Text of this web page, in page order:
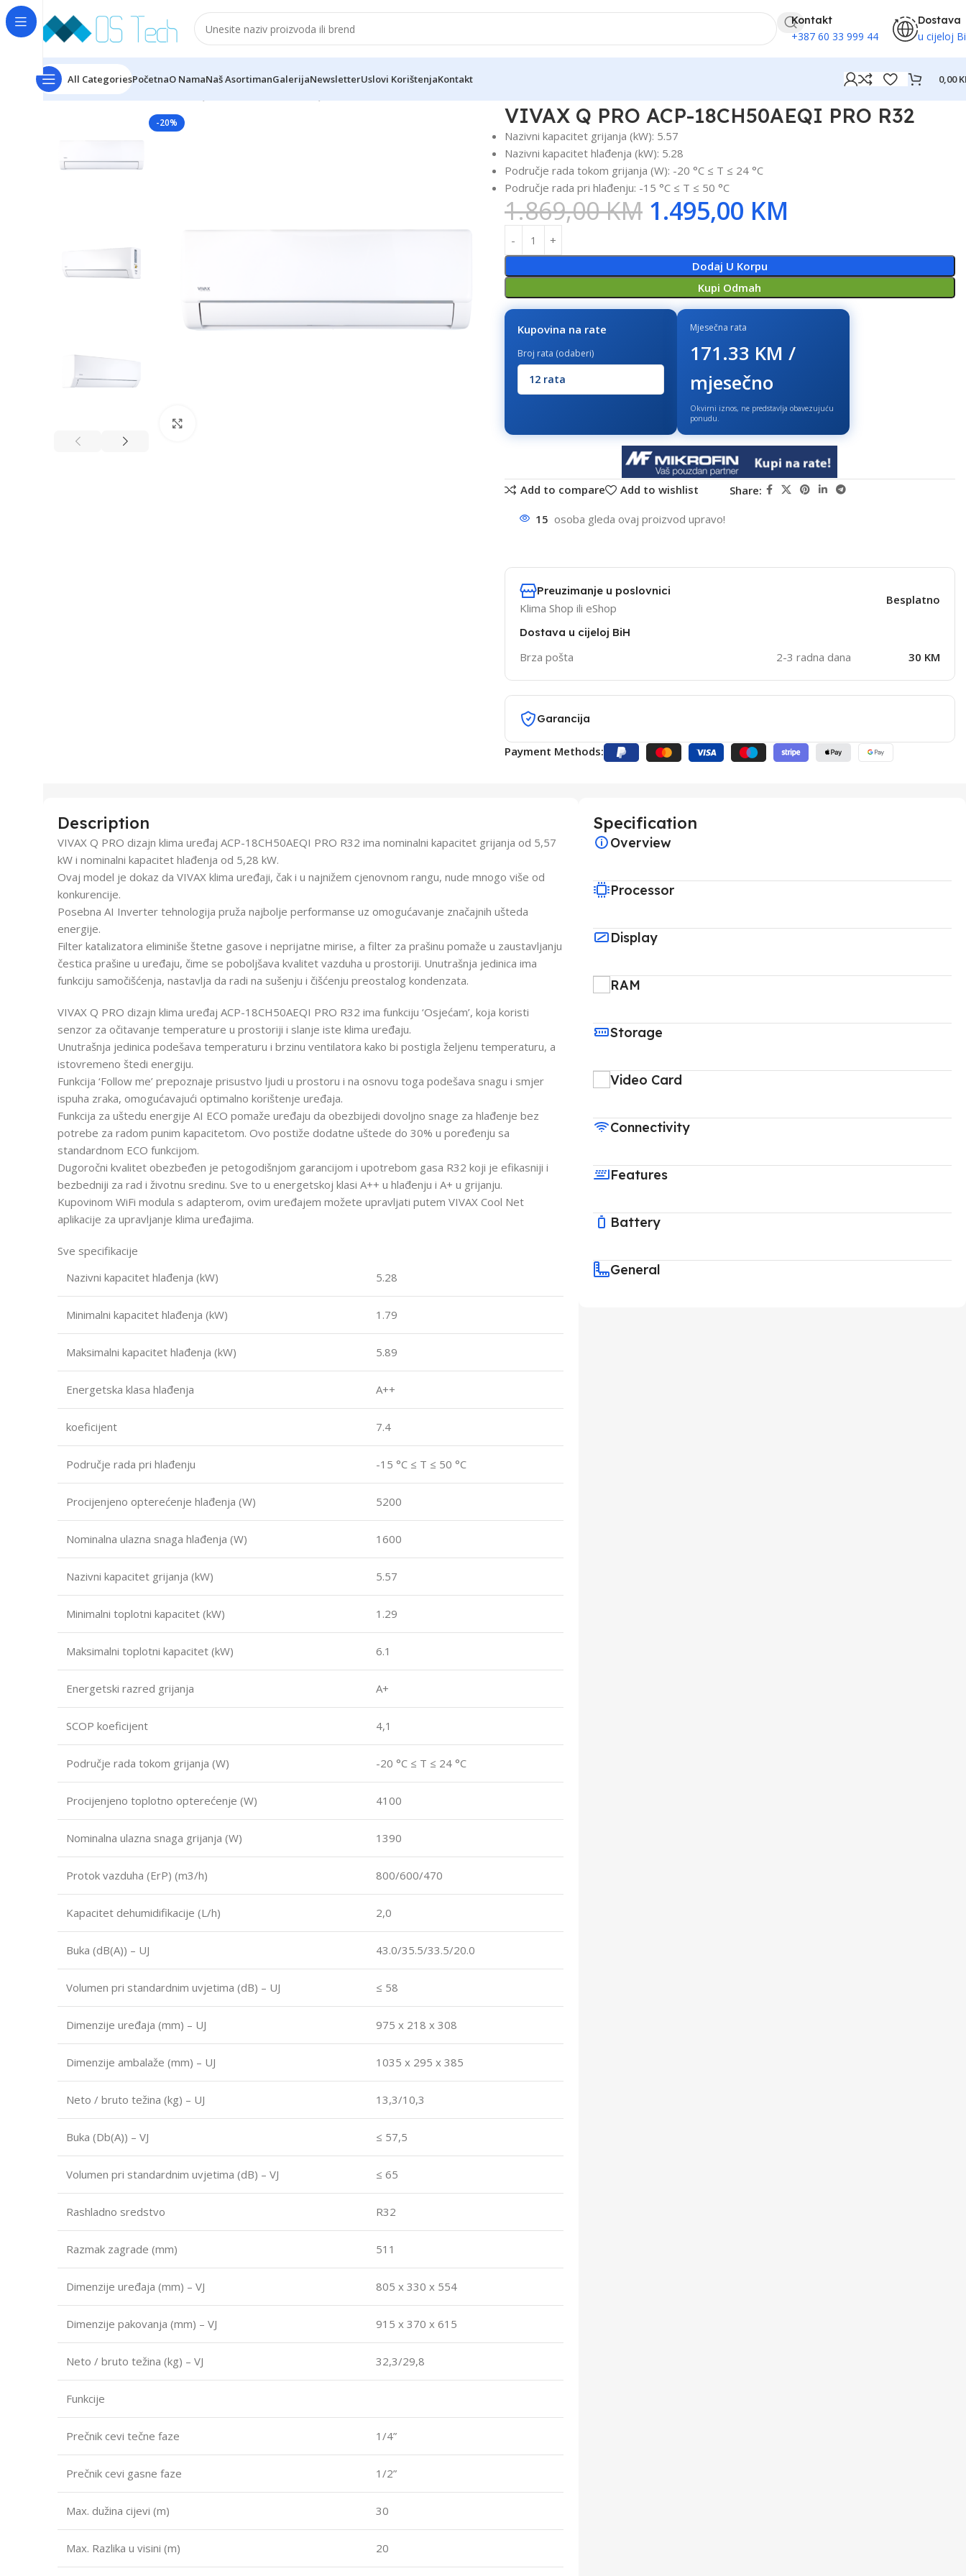
Kontakt
+387 60 33 999 44
Dostava
u cijeloj
All CategoriesPočetnaO NamaNaš AsortimanGalerijaNewsletterUslovi KorištenjaKontakt 0,00
Početna Klime
-20% VIVAX Q PRO ACP-18CH50AEQI PRO R32
Nazivni kapacitet grijanja (kW): 5.57
Nazivni kapacitet hlađenja (kW): 5.28
Područje rada tokom grijanja (W): -20 °C ≤ T ≤ 24 °C
Područje rada pri hlađenju: -15 °C ≤ T ≤ 50 °C
1.869,00KM 1.495,00 KM
Dodaj U Korpu
Kupi Odmah
Kupovina na rate
Broj rata (odaberi)
Mjesečna rata
171.33 KM /
mjesečno
Okvirni iznos, ne predstavlja obavezujuću
ponudu.
Add to compare Add to wishlist Share:
15 osoba gleda ovaj proizvod upravo!
Preuzimanje u poslovnici
Klima Shop ili eShop
Besplatno
Dostava u cijeloj BiH
Brza pošta 2-3 radna dana 30 KM
Garancija
Payment Methods:
Description
VIVAX Q PRO dizajn klima uređaj ACP-18CH50AEQI PRO R32 ima nominalni kapacitet grijanja od 5,57
kW i nominalni kapacitet hlađenja od 5,28 kW.
Ovaj model je dokaz da VIVAX klima uređaji, čak i u najnižem cjenovnom rangu, nude mnogo više od
konkurencije.
Posebna AI Inverter tehnologija pruža najbolje performanse uz omogućavanje značajnih ušteda
energije.
Filter katalizatora eliminiše štetne gasove i neprijatne mirise, a filter za prašinu pomaže u zaustavljanju
čestica prašine u uređaju, čime se poboljšava kvalitet vazduha u prostoriji. Unutrašnja jedinica ima
funkciju samočišćenja, nastavlja da radi na sušenju i čišćenju preostalog kondenzata.
VIVAX Q PRO dizajn klima uređaj ACP-18CH50AEQI PRO R32 ima funkciju ‘Osjećam’, koja koristi
senzor za očitavanje temperature u prostoriji i slanje iste klima uređaju.
Unutrašnja jedinica podešava temperaturu i brzinu ventilatora kako bi postigla željenu temperaturu, a
istovremeno štedi energiju.
Funkcija ‘Follow me’ prepoznaje prisustvo ljudi u prostoru i na osnovu toga podešava snagu i smjer
ispuha zraka, omogućavajući optimalno korištenje uređaja.
Funkcija za uštedu energije AI ECO pomaže uređaju da obezbijedi dovoljno snage za hlađenje bez
potrebe za radom punim kapacitetom. Ovo postiže dodatne uštede do 30% u poređenju sa
standardnom ECO funkcijom.
Dugoročni kvalitet obezbeđen je petogodišnjom garancijom i upotrebom gasa R32 koji je efikasniji i
bezbedniji za rad i životnu sredinu. Sve to u energetskoj klasi A++ u hlađenju i A+ u grijanju.
Kupovinom WiFi modula s adapterom, ovim uređajem možete upravljati putem VIVAX Cool Net
aplikacije za upravljanje klima uređajima.
Sve specifikacije
Nazivni kapacitet hlađenja (kW)
5.28
Minimalni kapacitet hlađenja (kW) 1.79
Maksimalni kapacitet hlađenja (kW) 5.89
Energetska klasa hlađenja A++
koeficijent 7.4
Područje rada pri hlađenju -15 °C ≤ T ≤ 50 °C
Procijenjeno opterećenje hlađenja (W) 5200
Nominalna ulazna snaga hlađenja (W) 1600
Nazivni kapacitet grijanja (kW) 5.57
Minimalni toplotni kapacitet (kW) 1.29
Maksimalni toplotni kapacitet (kW) 6.1
Energetski razred grijanja A+
SCOP koeficijent 4,1
Područje rada tokom grijanja (W) -20 °C ≤ T ≤ 24 °C
Procijenjeno toplotno opterećenje (W) 4100
Nominalna ulazna snaga grijanja (W) 1390
Protok vazduha (ErP) (m3/h) 800/600/470
Kapacitet dehumidifikacije (L/h) 2,0
Buka (dB(A)) – UJ 43.0/35.5/33.5/20.0
Volumen pri standardnim uvjetima (dB) – UJ ≤ 58
Dimenzije uređaja (mm) – UJ 975 x 218 x 308
Dimenzije ambalaže (mm) – UJ 1035 x 295 x 385
Neto / bruto težina (kg) – UJ 13,3/10,3
Buka (Db(A)) – VJ ≤ 57,5
Volumen pri standardnim uvjetima (dB) – VJ ≤ 65
Rashladno sredstvo R32
Razmak zagrade (mm) 511
Dimenzije uređaja (mm) – VJ 805 x 330 x 554
Dimenzije pakovanja (mm) – VJ 915 x 370 x 615
Neto / bruto težina (kg) – VJ 32,3/29,8
Funkcije
Prečnik cevi tečne faze 1/4”
Prečnik cevi gasne faze 1/2”
Max. dužina cijevi (m) 30
Max. Razlika u visini (m) 20
Specification
Overview
Processor
Display
RAM
Storage
Video Card
Connectivity
Features
Battery
General